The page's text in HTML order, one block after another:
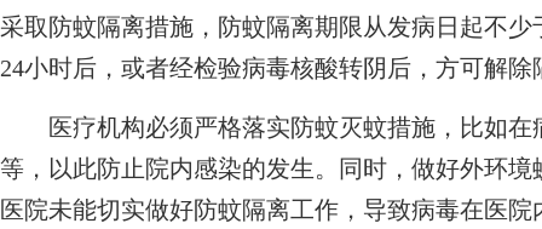
采取防蚊隔离措施，防蚊隔离期限从发病日起不
24小时后，或者经检验病毒核酸转阴后，方可解除
医疗机构必须严格落实防蚊灭蚊措施，比如在
等，以此防止院内感染的发生。同时，做好外环
医院未能切实做好防蚊隔离工作，导致病毒在医